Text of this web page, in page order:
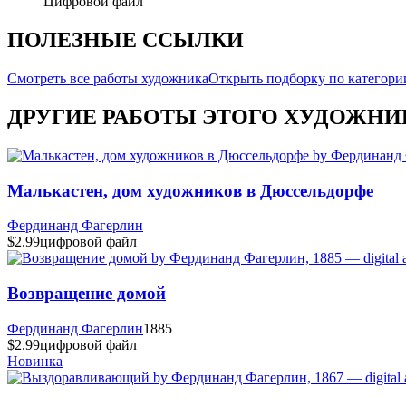
ПОЛЕЗНЫЕ ССЫЛКИ
Смотреть все работы художникаОткрыть подборку по
ДРУГИЕ РАБОТЫ ЭТОГО
Малькастен, дом художников в Дюссельдорфе
Фердинанд Фагерлин
$2.99цифровой файл
Возвращение домой
Фердинанд Фагерлин1885
$2.99цифровой файл
Новинка